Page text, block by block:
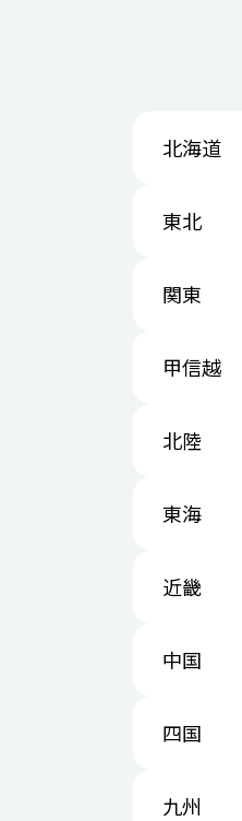
北海道
東北
関東
甲信越
北陸
東海
近畿
中国
四国
九州